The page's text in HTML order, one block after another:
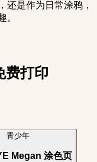
还是作为日常涂鸦，
。
费打印
青少年
Megan 涂色页